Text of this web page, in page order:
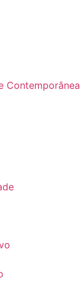
Contemporânea